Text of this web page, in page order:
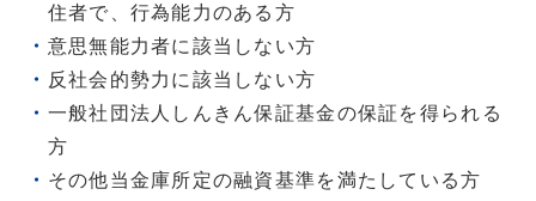
住者で、行為能力のある方
意思無能力者に該当しない方
反社会的勢力に該当しない方
一般社団法人しんきん保証基金の保証を得られる
方
その他当金庫所定の融資基準を満たしている方